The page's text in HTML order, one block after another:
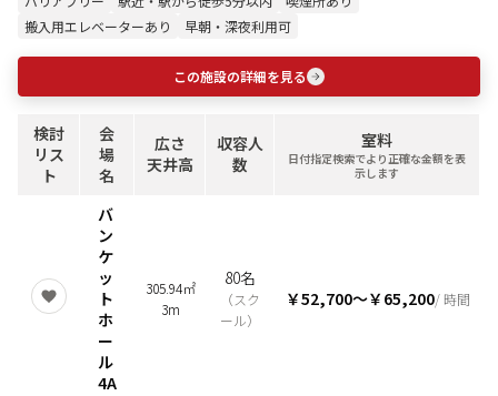
搬入用エレベーターあり
早朝・深夜利用可
この施設の詳細を見る
検討
リス
ト
会
場
名
広さ
天井高
収容人
数
室料
日付指定検索でより正確な金額を表
示します
バ
ン
ケ
ッ
ト
ホ
ー
ル
4A
305.94㎡
3m
80名
（スク
ール）
￥52,700〜￥65,200/ 時間